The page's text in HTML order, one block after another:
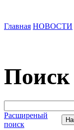
Главная НОВОСТИ
Поиск
Расширеный
поиск